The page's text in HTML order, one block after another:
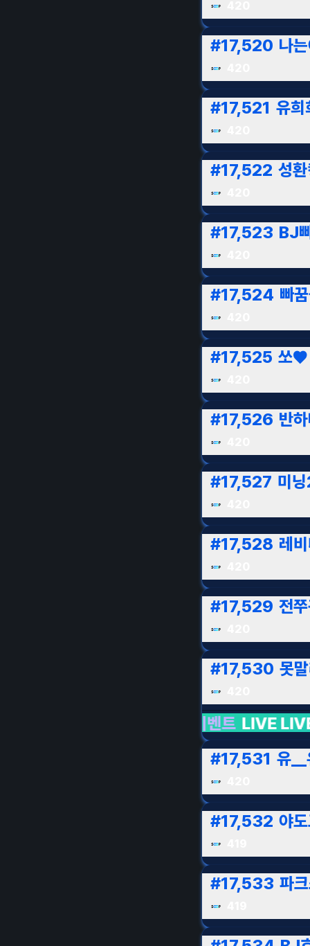
#17,520 나
#17,521 유희
#17,522 성
#17,523 BJ
#17,524 빠
#17,525 쏘♥
#17,526 반
#17,527 미
#17,528 레비
#17,529 전
#17,530 못
버추얼 LIVE LIVE
#17,531 유
#17,532 야
#17,533 파